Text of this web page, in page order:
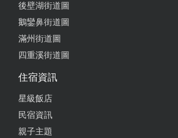
後壁湖街道圖
鵝鑾鼻街道圖
滿州街道圖
四重溪街道圖
住宿資訊
星級飯店
民宿資訊
親子主題